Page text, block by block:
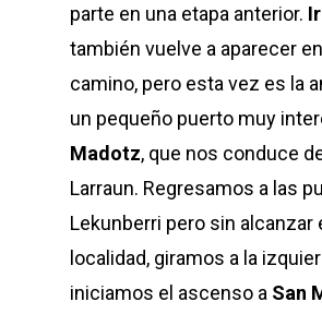
parte en una etapa anterior.
también vuelve a aparecer
camino, pero esta vez es la
un pequeño puerto muy
Madotz, que nos conduce
Larraun. Regresamos a las
Lekunberri pero sin alcanzar
localidad, giramos a la
iniciamos el ascenso a San